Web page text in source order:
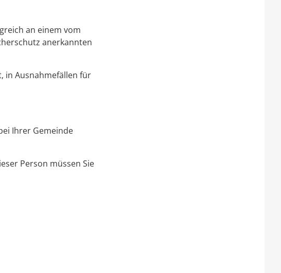
an einem vom
anerkannten
in Ausnahmefällen für
Ihrer Gemeinde
Person müssen Sie